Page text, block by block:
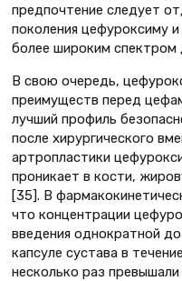
предпочтение следует
поколения цефуроксиму
более широким спектром
В свою очередь,
преимуществ перед
лучший профиль
после хирургического
артропластики
проникает в кости,
[35]. В
что концентрации
введения однократной
капсуле сустава в
несколько раз